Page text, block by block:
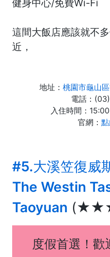
健身中心/免費Wi-Fi
這間大飯店應該就不
近，
地址： 桃園市龜山
電話：
入住時間：
官網：
#5.大溪笠復威
The Westin
Taoyuan
度假首選 ！